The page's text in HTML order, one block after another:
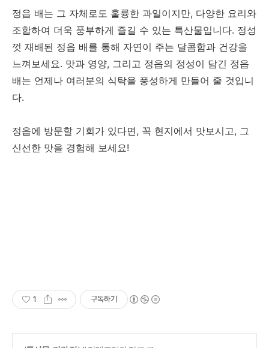
정읍 배는 그 자체로도 훌륭한 과일이지만, 다양한 요리와
조합하여 더욱 풍부하게 즐길 수 있는 특산물입니다. 정성
껏 재배된 정읍 배를 통해 자연이 주는 달콤함과 건강을
느껴보세요. 맛과 영양, 그리고 정읍의 정성이 담긴 정읍
배는 언제나 여러분의 식탁을 풍성하게 만들어 줄 것입니
다.
정읍에 방문할 기회가 있다면, 꼭 현지에서 맛보시고, 그
신선한 맛을 경험해 보세요!
1 구독하기